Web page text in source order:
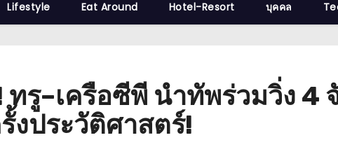
Lifestyle Eat Around Hotel-Resort บุคคล
รู–เครือซีพี นำทัพร่วมวิ่ง 4
งประวัติศาสตร์!